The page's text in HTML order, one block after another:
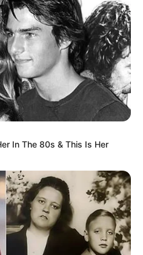
In The 80s & This Is Her